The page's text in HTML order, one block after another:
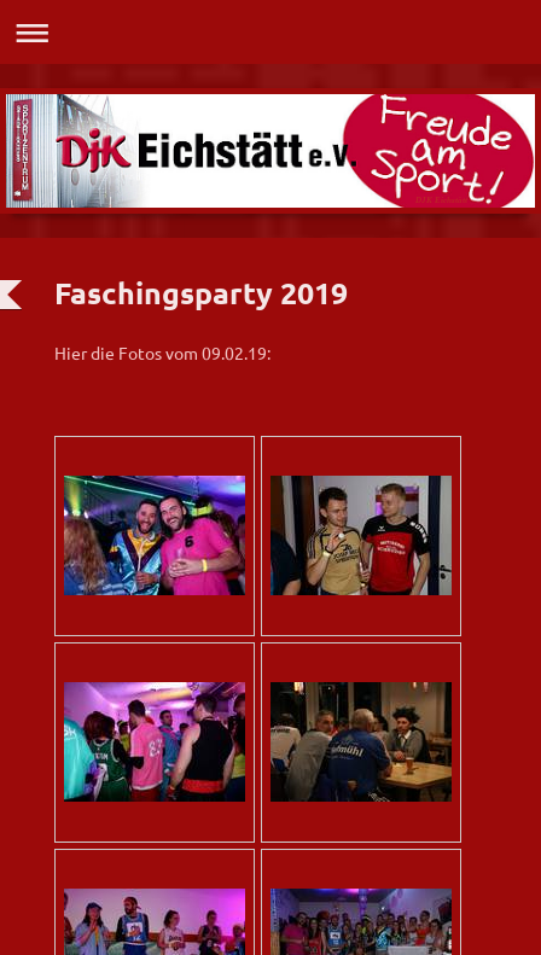
DJK Eichstätt
Faschingsparty 2019
Hier die Fotos vom 09.02.19: